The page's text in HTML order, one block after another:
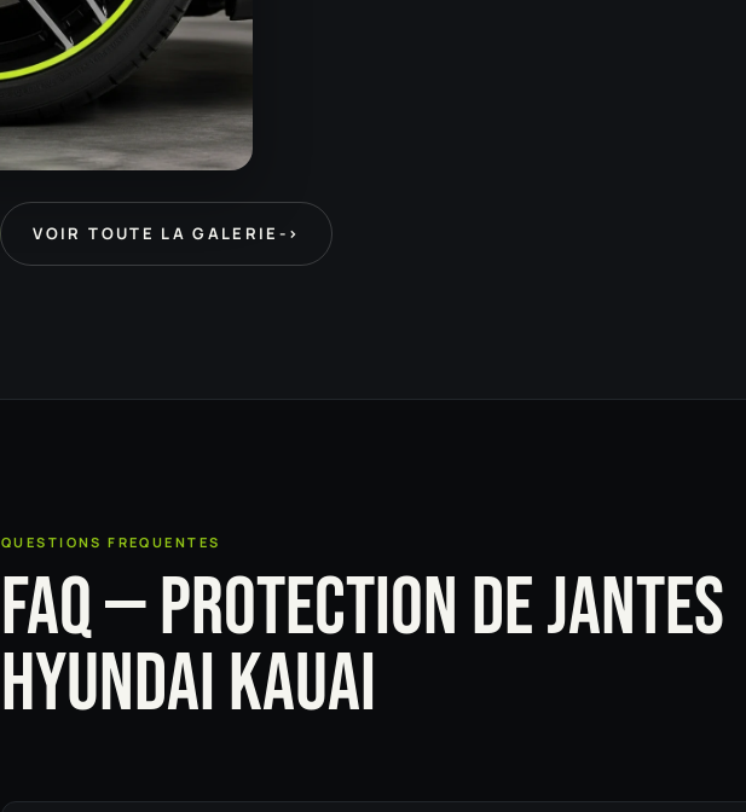
VOIR TOUTE LA GALERIE ->
QUESTIONS FREQUENTES
FAQ — PROTECTION DE JANTES
HYUNDAI KAUAI